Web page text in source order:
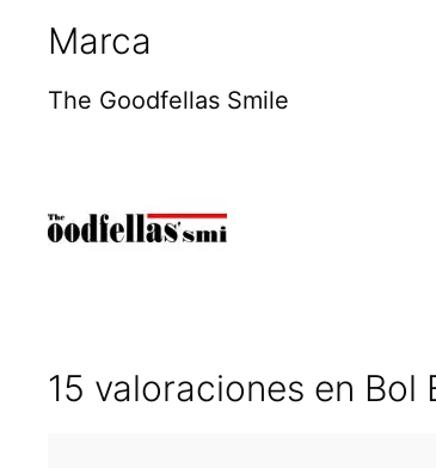
Marca
The Goodfellas Smile
15 valoraciones en Bol